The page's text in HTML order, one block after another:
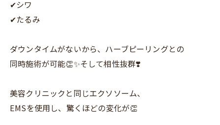
✔︎シワ
✔︎たるみ
ダウンタイムがないから、ハーブピーリングとの
同時施術が可能👏✨そして相性抜群❣️
美容クリニックと同じエクソソーム、
EMSを使用し、驚くほどの変化が👏